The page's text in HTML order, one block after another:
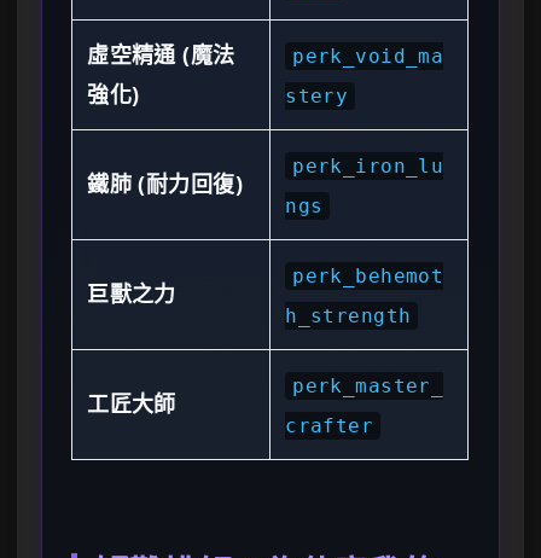
虛空精通 (魔法
強化)
perk_void_ma
stery
鐵肺 (耐力回復)
perk_iron_lu
ngs
巨獸之力
perk_behemot
h_strength
工匠大師
perk_master_
crafter